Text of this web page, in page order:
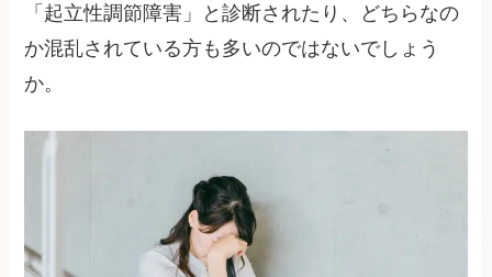
「起立性調節障害」と診断されたり、どちらなの
か混乱されている方も多いのではないでしょう
か。